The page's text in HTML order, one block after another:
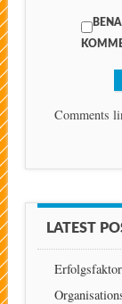
Comments
LATEST